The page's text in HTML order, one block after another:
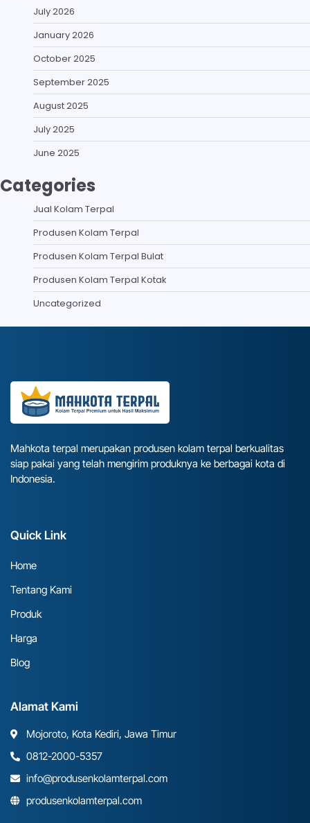
July 2026
January 2026
October 2025
September 2025
August 2025
July 2025
June 2025
Categories
Jual Kolam Terpal
Produsen Kolam Terpal
Produsen Kolam Terpal Bulat
Produsen Kolam Terpal Kotak
Uncategorized
Mahkota terpal merupakan produsen kolam terpal berkualitas
siap pakai yang telah mengirim produknya ke berbagai kota di
Indonesia.
Quick Link
Home
Tentang Kami
Produk
Harga
Blog
Alamat Kami
Mojoroto, Kota Kediri, Jawa Timur
0812-2000-5357
info@produsenkolamterpal.com
produsenkolamterpal.com